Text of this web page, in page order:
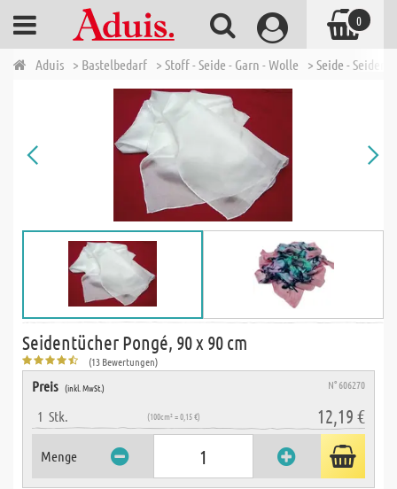
Aduis > Bastelbedarf > Stoff - Seide - Garn - Wolle > Seide -
Seidentücher Pongé, 90 x 90 cm
(13 Bewertungen)
Preis (inkl. MwSt.) N° 606270
1 Stk. (100cm² = 0,15 €) 12,19 €
Menge
0